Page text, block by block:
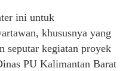
ini untuk
khususnya yang
seputar kegiatan proyek
PU Kalimantan Barat